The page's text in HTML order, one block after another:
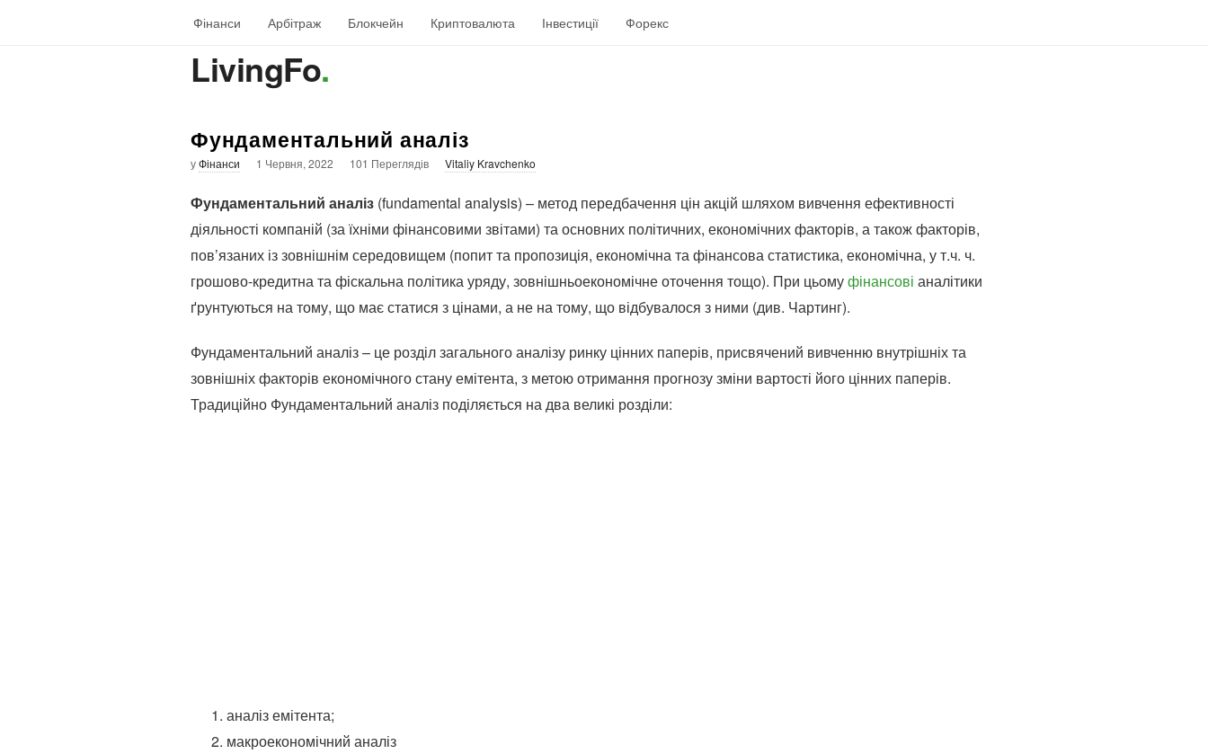
Фінанси Арбітраж Блокчейн Криптовалюта Інвестиції Форекс
LivingFo.
Фундаментальний аналіз
уФінанси 1 Червня, 2022 101 Переглядів Vitaliy Kravchenko
Фундаментальний аналіз (fundamental analysis) – метод передбачення цін акцій шляхом вивчення ефективності
діяльності компаній (за їхніми фінансовими звітами) та основних політичних, економічних факторів, а також факторів,
пов’язаних із зовнішнім середовищем (попит та пропозиція, економічна та фінансова статистика, економічна, у т.ч. ч.
грошово-кредитна та фіскальна політика уряду, зовнішньоекономічне оточення тощо). При цьомуфінансові аналітики
ґрунтуються на тому, що має статися з цінами, а не на тому, що відбувалося з ними (див. Чартинг).
Фундаментальний аналіз – це розділ загального аналізу ринку цінних паперів, присвячений вивченню внутрішніх та
зовнішніх факторів економічного стану емітента, з метою отримання прогнозу зміни вартості його цінних паперів.
Традиційно Фундаментальний аналіз поділяється на два великі розділи:
аналіз емітента;
макроекономічний аналіз